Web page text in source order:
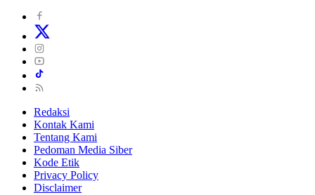
Redaksi
Kontak Kami
Tentang Kami
Pedoman Media Siber
Kode Etik
Privacy Policy
Disclaimer